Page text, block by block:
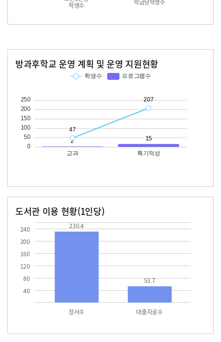
학생수 학급당학생수
방과후학교 운영 계획 및 운영 지원현황
도서관 이용 현황(1인당)
40
80
120
160
200
240
장서수 대출자료수
230.4
53.7